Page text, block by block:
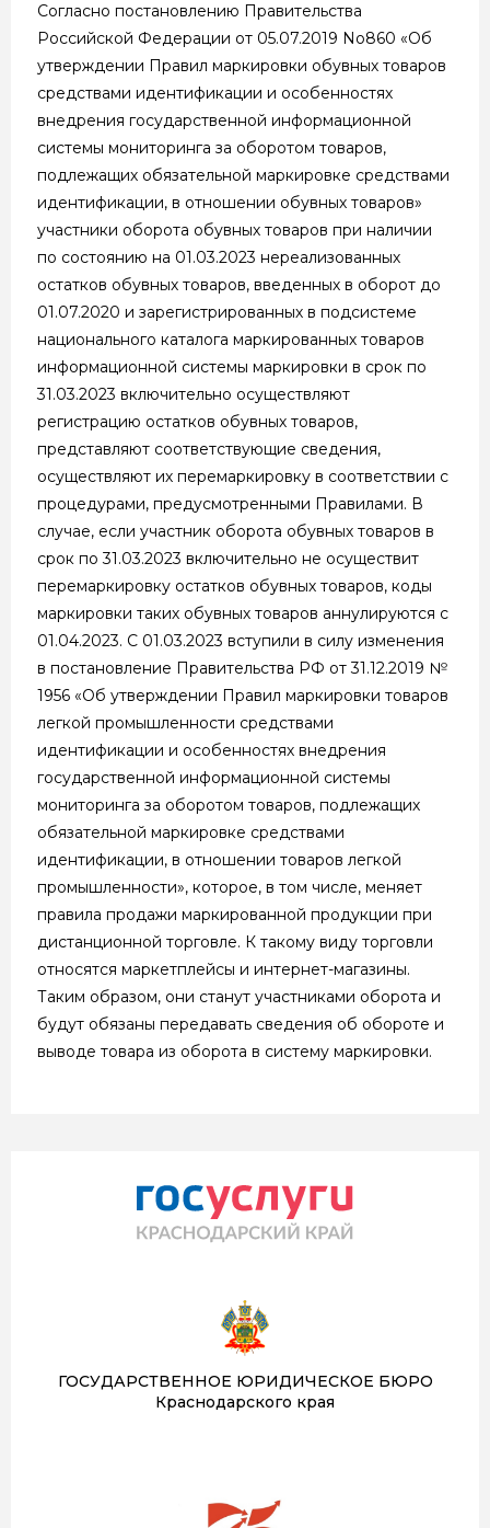
Согласно постановлению Правительства
Российской Федерации от 05.07.2019 No860 «Об
утверждении Правил маркировки обувных товаров
средствами идентификации и особенностях
внедрения государственной информационной
системы мониторинга за оборотом товаров,
подлежащих обязательной маркировке средствами
идентификации, в отношении обувных товаров»
участники оборота обувных товаров при наличии
по состоянию на 01.03.2023 нереализованных
остатков обувных товаров, введенных в оборот до
01.07.2020 и зарегистрированных в подсистеме
национального каталога маркированных товаров
информационной системы маркировки в срок по
31.03.2023 включительно осуществляют
регистрацию остатков обувных товаров,
представляют соответствующие сведения,
осуществляют их перемаркировку в соответствии с
процедурами, предусмотренными Правилами. В
случае, если участник оборота обувных товаров в
срок по 31.03.2023 включительно не осуществит
перемаркировку остатков обувных товаров, коды
маркировки таких обувных товаров аннулируются с
01.04.2023. С 01.03.2023 вступили в силу изменения
в постановление Правительства РФ от 31.12.2019 №
1956 «Об утверждении Правил маркировки товаров
легкой промышленности средствами
идентификации и особенностях внедрения
государственной информационной системы
мониторинга за оборотом товаров, подлежащих
обязательной маркировке средствами
идентификации, в отношении товаров легкой
промышленности», которое, в том числе, меняет
правила продажи маркированной продукции при
дистанционной торговле. К такому виду торговли
относятся маркетплейсы и интернет-магазины.
Таким образом, они станут участниками оборота и
будут обязаны передавать сведения об обороте и
выводе товара из оборота в систему маркировки.
ГОСУДАРСТВЕННОЕ ЮРИДИЧЕСКОЕ БЮРО
Краснодарского края